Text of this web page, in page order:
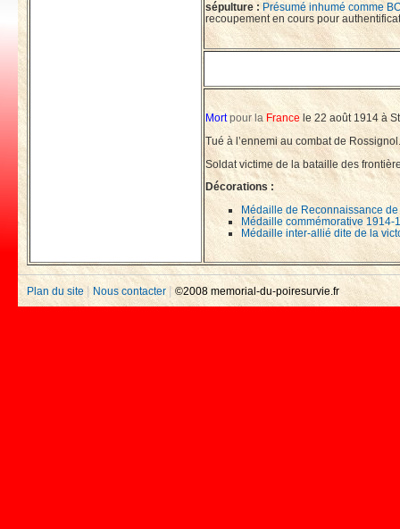
sépulture : Présumé inhumé comme
recoupement en cours pour
Mort pour la France le 22 août 1914 à
Tué à l’ennemi au combat de
Soldat victime de la bataille des
Décorations :
Médaille de Reconnaissance
Médaille commémorative 1914-
Médaille inter-allié dite de la
Plan du site Nous contacter ©2008 memorial-du-poiresurvie.fr